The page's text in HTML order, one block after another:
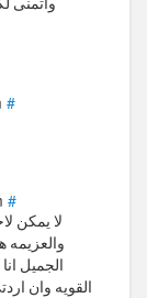
#
#
لا يمكن
والعزيمه
الجميل
القويه وان